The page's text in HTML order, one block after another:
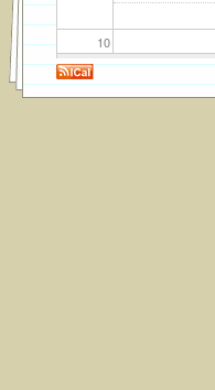
10
11